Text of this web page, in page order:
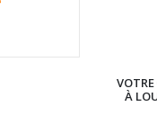
VOTRE
À